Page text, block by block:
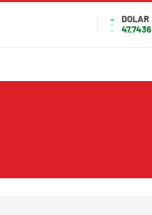
DOLAR
47,7436